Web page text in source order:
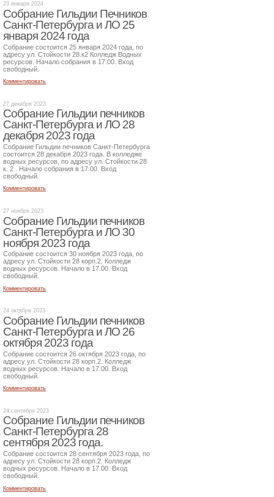
23 января 2024
Собрание Гильдии Печников
Санкт-Петербурга и ЛО 25
января 2024 года
Собрание состоится 25 января 2024 года, по
адресу ул. Стойкости 28.к2 Колледж Водных
ресурсов. Начало собрания в 17.00. Вход
свободный.
Комментировать
27 декабря 2023
Собрание Гильдии печников
Санкт-Петербурга и ЛО 28
декабря 2023 года
Собрание Гильдии печников Санкт-Петербурга
состоится 28 декабря 2023 года. В колледже
водных ресурсов, по адресу ул. Стойкости 28
к. 2 . Начало собрания в 17.00. Вход
свободный.
Комментировать
27 ноября 2023
Собрание Гильдии печников
Санкт-Петербурга и ЛО 30
ноября 2023 года
Собрание состоится 30 ноября 2023 года, по
адресу ул. Стойкости 28 корп.2. Колледж
водных ресурсов. Начало в 17.00. Вход
свободный.
Комментировать
24 октября 2023
Собрание Гильдии печников
Санкт-Петербурга и ЛО 26
октября 2023 года
Собрание состоится 26 октября 2023 года, по
адресу ул. Стойкости 28 корп.2. Колледж
водных ресурсов. Начало в 17.00. Вход
свободный.
Комментировать
24 сентября 2023
Собрание Гильдии печников
Санкт-Петербурга 28
сентября 2023 года.
Собрание состоится 28 сентября 2023 года, по
адресу ул. Стойкости 28 корп.2. Колледж
водных ресурсов. Начало в 17.00. Вход
свободный.
Комментировать